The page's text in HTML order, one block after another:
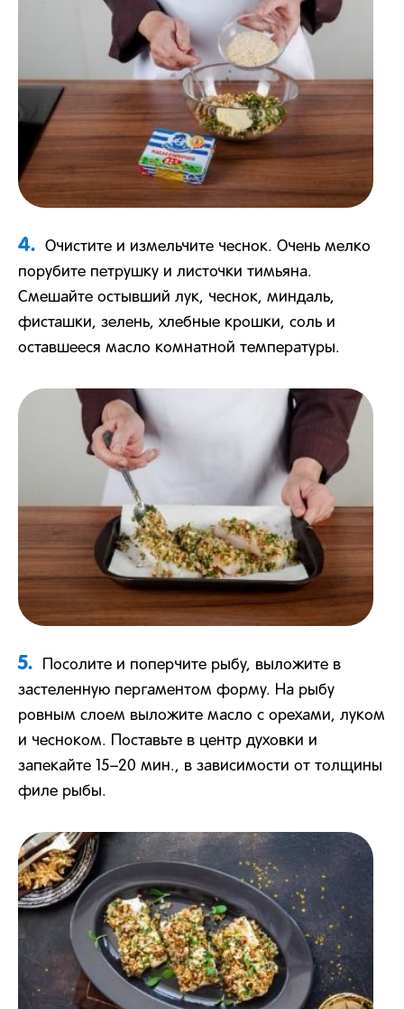
4.
Очистите и измельчите чеснок. Очень мелко
порубите петрушку и листочки тимьяна.
Смешайте остывший лук, чеснок, миндаль,
фисташки, зелень, хлебные крошки, соль и
оставшееся масло комнатной температуры.
5.
Посолите и поперчите рыбу, выложите в
застеленную пергаментом форму. На рыбу
ровным слоем выложите масло с орехами, луком
и чесноком. Поставьте в центр духовки и
запекайте 15–20 мин., в зависимости от толщины
филе рыбы.